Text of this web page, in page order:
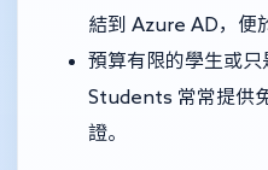
結到 Azure AD，便
預算有限的學生或
Students 常常提供
證。